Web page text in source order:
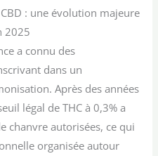
: une évolution majeure
2025
a connu des
dans un
Après des années
légal de THC à 0,3% a
chanvre autorisées, ce qui
organisée autour